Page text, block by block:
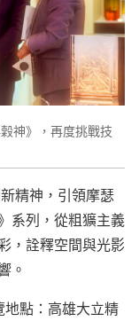
神》，再度挑戰技
精神，引領摩瑟
系列，從粗獷主義
，詮釋空間與光影
。
地點：高雄大立精